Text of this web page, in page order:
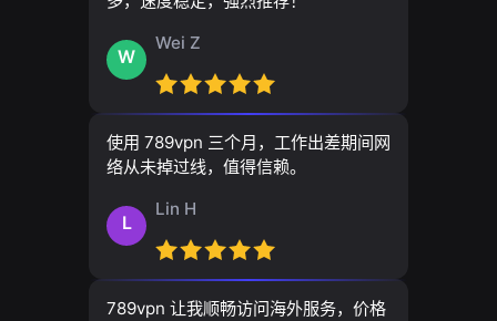
W
Wei Z
使用 789vpn 三个月，工作出差期间网
络从未掉过线，值得信赖。
L
Lin H
789vpn 让我顺畅访问海外服务，价格